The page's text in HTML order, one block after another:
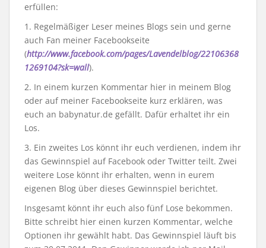
erfüllen:
1. Regelmäßiger Leser meines Blogs sein und gerne
auch Fan meiner Facebookseite
(http://www.facebook.com/pages/Lavendelblog/22106368
1269104?sk=wall).
2. In einem kurzen Kommentar hier in meinem Blog
oder auf meiner Facebookseite kurz erklären, was
euch an babynatur.de gefällt. Dafür erhaltet ihr ein
Los.
3. Ein zweites Los könnt ihr euch verdienen, indem ihr
das Gewinnspiel auf Facebook oder Twitter teilt. Zwei
weitere Lose könnt ihr erhalten, wenn in eurem
eigenen Blog über dieses Gewinnspiel berichtet.
Insgesamt könnt ihr euch also fünf Lose bekommen.
Bitte schreibt hier einen kurzen Kommentar, welche
Optionen ihr gewählt habt. Das Gewinnspiel läuft bis